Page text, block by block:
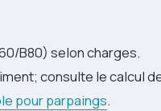
B80) selon charges.
consulte le calcul
pour parpaings.